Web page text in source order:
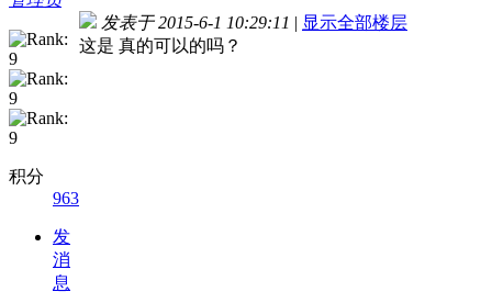
积分
963
发
消
息
发表于 2015-6-1 10:29:11 | 显示全部楼层
这是 真的可以的吗？